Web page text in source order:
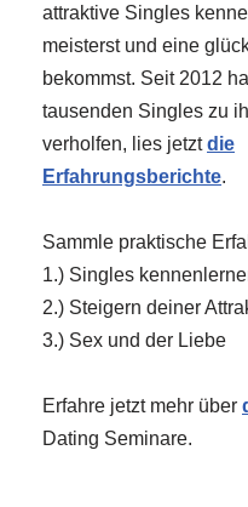
attraktive Singles
meisterst und eine
bekommst. Seit 2012
tausenden Singles zu
verholfen, lies jetztdie
Erfahrungsberichte.
Sammle praktische
1.) Singles
2.) Steigern deiner
3.) Sex und der Liebe
Erfahre jetzt mehr über
Dating Seminare.